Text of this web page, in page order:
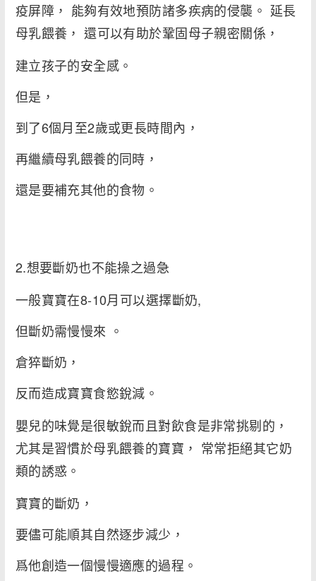
疫屏障， 能夠有效地預防諸多疾病的侵襲。 延長
母乳餵養， 還可以有助於鞏固母子親密關係，
建立孩子的安全感。
但是，
到了6個月至2歲或更長時間內，
再繼續母乳餵養的同時，
還是要補充其他的食物。
2.想要斷奶也不能操之過急
一般寶寶在8-10月可以選擇斷奶,
但斷奶需慢慢來 。
倉猝斷奶，
反而造成寶寶食慾銳減。
嬰兒的味覺是很敏銳而且對飲食是非常挑剔的，
尤其是習慣於母乳餵養的寶寶， 常常拒絕其它奶
類的誘惑。
寶寶的斷奶，
要儘可能順其自然逐步減少，
爲他創造一個慢慢適應的過程。